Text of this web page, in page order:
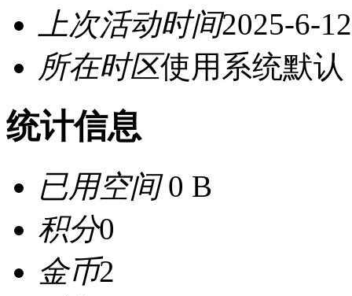
上次活动时间2025-6-
所在时区使用系统默认
统计信息
已用空间0 B
积分0
金币2